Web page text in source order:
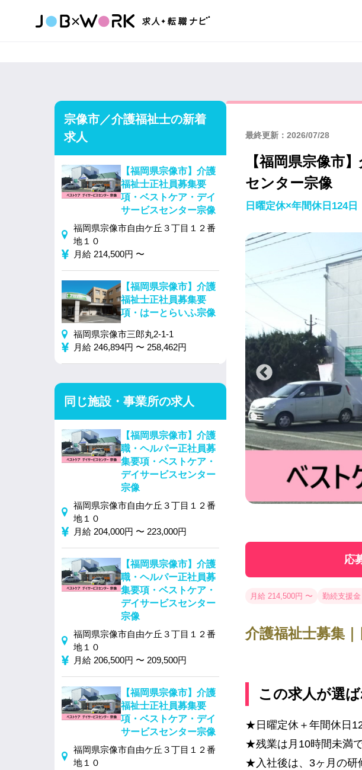
最終更新：2026/07/28
【福岡県宗像市
センター宗像
日曜定休×年間休日124
応
月給 214,500円 〜 勤続支援
介護福祉士募集
この求人が選
★日曜定休＋年間休日
★残業は月10時間未満
★入社後は、3ヶ月の研
宗像市／介護福祉士の新着
求人
【福岡県宗像市】介護
福祉士正社員募集要
項・ベストケア・デイ
サービスセンター宗像
福岡県宗像市自由ケ丘３丁目１２番
地１０
月給 214,500円 〜
【福岡県宗像市】介護
福祉士正社員募集要
項・はーとらいふ宗像
福岡県宗像市三郎丸2-1-1
月給 246,894円 〜 258,462円
同じ施設・事業所の求人
【福岡県宗像市】介護
職・ヘルパー正社員募
集要項・ベストケア・
デイサービスセンター
宗像
福岡県宗像市自由ケ丘３丁目１２番
地１０
月給 204,000円 〜 223,000円
【福岡県宗像市】介護
職・ヘルパー正社員募
集要項・ベストケア・
デイサービスセンター
宗像
福岡県宗像市自由ケ丘３丁目１２番
地１０
月給 206,500円 〜 209,500円
【福岡県宗像市】介護
福祉士正社員募集要
項・ベストケア・デイ
サービスセンター宗像
福岡県宗像市自由ケ丘３丁目１２番
地１０